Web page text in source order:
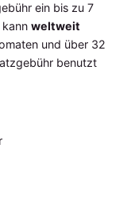
ein bis zu 7
kann weltweit
und über 32
benutzt